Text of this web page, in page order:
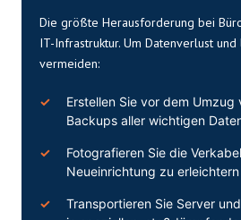
Die größte Herausforderung bei
IT-Infrastruktur. Um Datenverlust
vermeiden:
Erstellen Sie vor dem Umzug
Backups aller wichtigen
Fotografieren Sie die
Neueinrichtung zu erleichtern
Transportieren Sie Server